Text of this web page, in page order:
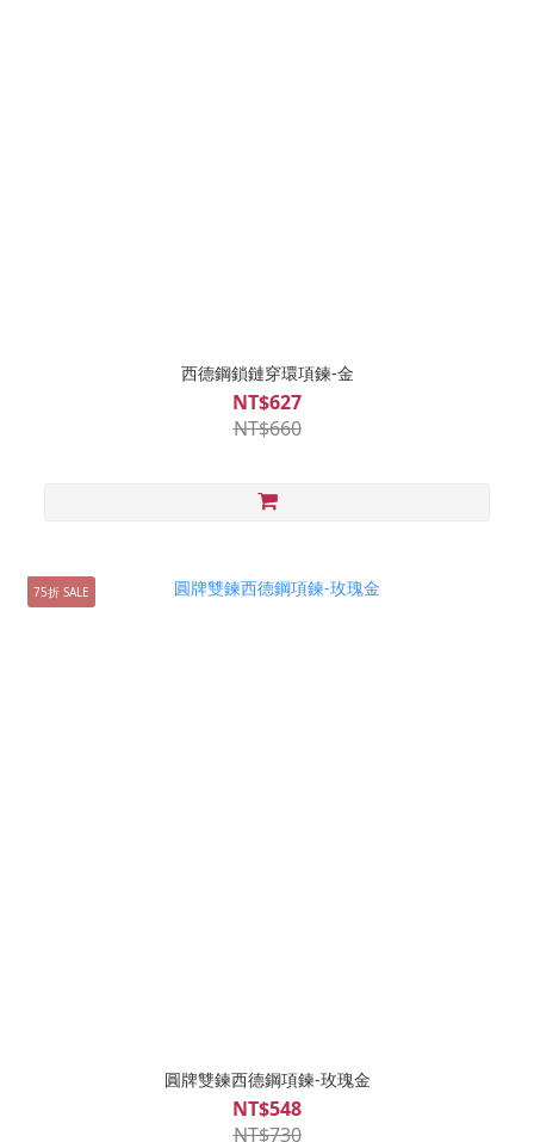
西德鋼鎖鏈穿環項鍊-金
NT$627
NT$660
75折 SALE
圓牌雙鍊西德鋼項鍊-玫瑰金
NT$548
NT$730